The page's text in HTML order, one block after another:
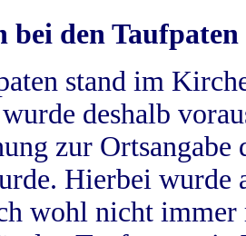
bei den Taufpaten
stand im
deshalb
zur
Hierbei wurde
wohl nicht